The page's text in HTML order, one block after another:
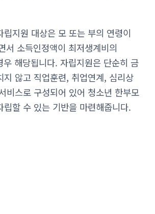
립지원 대상은 모 또는 부의 연령이
서 소득인정액이 최저생계비의
해당됩니다. 자립지원은 단순히 금
지 않고 직업훈련, 취업연계, 심리상
비스로 구성되어 있어 청소년 한부모
립할 수 있는 기반을 마련해줍니다.